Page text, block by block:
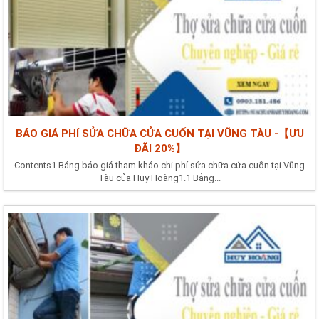
BÁO GIÁ PHÍ SỬA CHỮA CỬA CUỐN TẠI VŨNG TÀU -【ƯU
ĐÃI 20%】
Contents1 Bảng báo giá tham khảo chi phí sửa chữa cửa cuốn tại Vũng
Tàu của Huy Hoàng1.1 Bảng...